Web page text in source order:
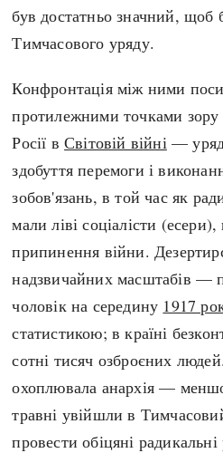
був достатньо значний, щоб
Тимчасового уряду.
Конфронтація між ними
протилежними точками
Росії вСвітовій війні —
здобуття перемоги і
зобов'язань, в той час як
мали ліві соціалісти
припинення війни.
надзвичайних масштабів —
чоловік на середину 1917
статистикою; в країні
сотні тисяч озброєних
охоплювала анархія —
травні увійшли в
провести обіцяні